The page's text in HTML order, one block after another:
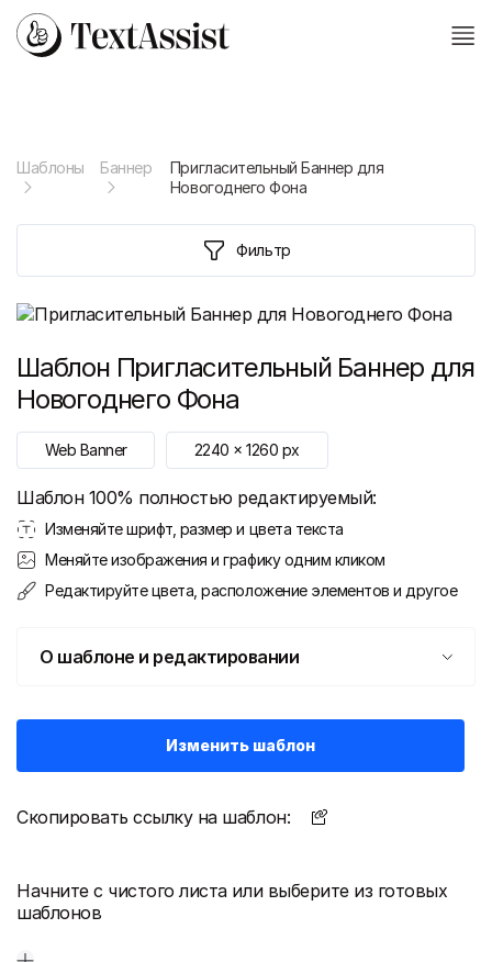
Шаблоны Баннер
Пригласительный Баннер для
Новогоднего Фона
Фильтр
Шаблон Пригласительный Баннер для
Новогоднего Фона
Web Banner 2240 x1260 px
Шаблон 100% полностью редактируемый:
Изменяйте шрифт, размер и цвета текста
Меняйте изображения и графику одним кликом
Редактируйте цвета, расположение элементов и другое
О шаблоне и редактировании
Изменить шаблон
Скопировать ссылку на шаблон:
Начните с чистого листа или выберите из готовых
шаблонов